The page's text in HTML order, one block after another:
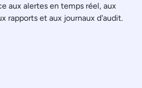
aux alertes en temps réel, aux
rapports et aux journaux d'audit.